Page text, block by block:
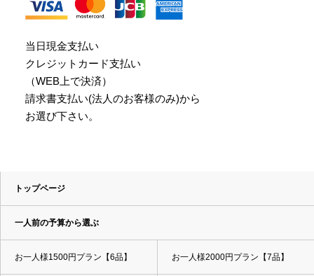
当日現金支払い
クレジットカード支払い
（WEB上で決済）
請求書支払い(法人のお客様のみ)から
お選び下さい。
トップページ
一人前の予算から選ぶ
お一人様1500円プラン【6品】 お一人様2000円プラン【7品】